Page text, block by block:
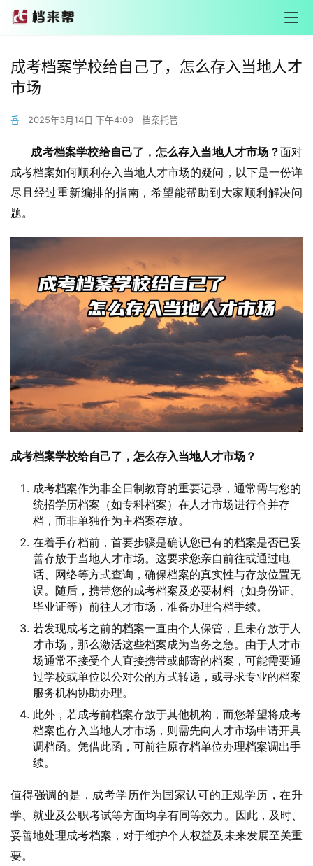
成考档案学校给自己了，怎么存入当地人才
市场
香 2025年3月14日 下午4:09 档案托管
成考档案学校给自己了，怎么存入当地人才市场？面对
成考档案如何顺利存入当地人才市场的疑问，以下是一份详
尽且经过重新编排的指南，希望能帮助到大家顺利解决问
题。
成考档案学校给自己了，怎么存入当地人才市场？
成考档案作为非全日制教育的重要记录，通常需与您的
统招学历档案（如专科档案）在人才市场进行合并存
档，而非单独作为主档案存放。
在着手存档前，首要步骤是确认您已有的档案是否已妥
善存放于当地人才市场。这要求您亲自前往或通过电
话、网络等方式查询，确保档案的真实性与存放位置无
误。随后，携带您的成考档案及必要材料（如身份证、
毕业证等）前往人才市场，准备办理合档手续。
若发现成考之前的档案一直由个人保管，且未存放于人
才市场，那么激活这些档案成为当务之急。由于人才市
场通常不接受个人直接携带或邮寄的档案，可能需要通
过学校或单位以公对公的方式转递，或寻求专业的档案
服务机构协助办理。
此外，若成考前档案存放于其他机构，而您希望将成考
档案也存入当地人才市场，则需先向人才市场申请开具
调档函。凭借此函，可前往原存档单位办理档案调出手
续。
值得强调的是，成考学历作为国家认可的正规学历，在升
学、就业及公职考试等方面均享有同等效力。因此，及时、
妥善地处理成考档案，对于维护个人权益及未来发展至关重
要。